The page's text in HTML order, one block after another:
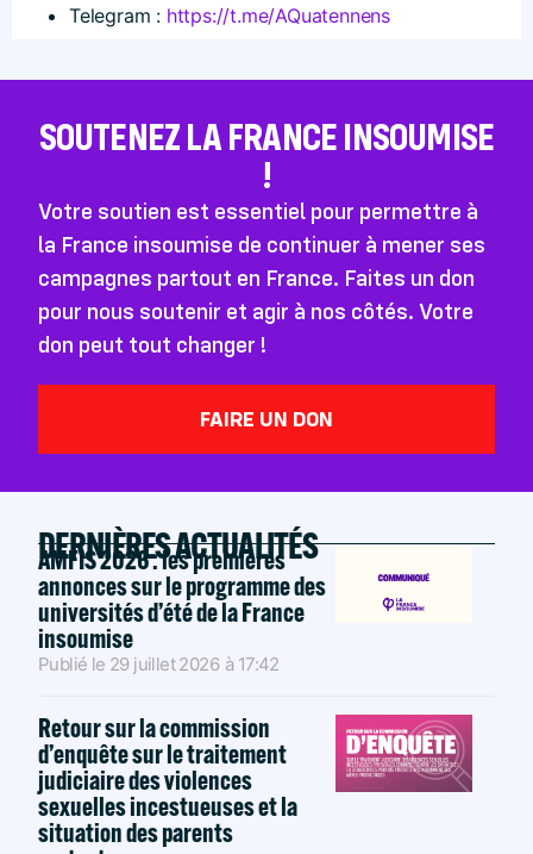
Telegram : https://t.me/AQuatennens
SOUTENEZ LA FRANCE INSOUMISE
!
Votre soutien est essentiel pour permettre à
la France insoumise de continuer à mener ses
campagnes partout en France. Faites un don
pour nous soutenir et agir à nos côtés. Votre
don peut tout changer !
FAIRE UN DON
DERNIÈRES ACTUALITÉS
AMFIS 2026 : les premières
annonces sur le programme des
universités d’été de la France
insoumise
Publié le 29 juillet 2026 à 17:42
Retour sur la commission
d’enquête sur le traitement
judiciaire des violences
sexuelles incestueuses et la
situation des parents